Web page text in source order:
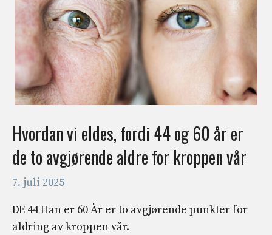
Hvordan vi eldes, fordi 44 og 60 år er
de to avgjørende aldre for kroppen vår
7. juli 2025
DE 44 Han er 60 År er to avgjørende punkter for
aldring av kroppen vår.